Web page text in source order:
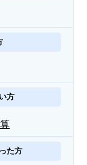
方
た方